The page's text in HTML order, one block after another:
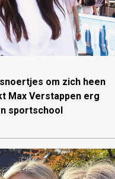
om zich heen
Max Verstappen erg
sportschool